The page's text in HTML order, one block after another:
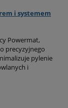
i systemem
Powermat,
precyzyjnego
pylenie
i